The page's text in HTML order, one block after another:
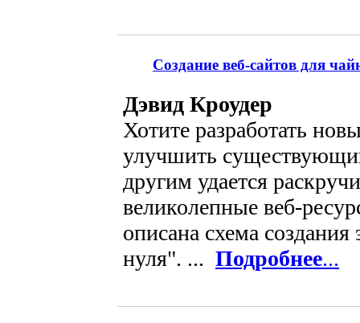
Создание веб-сайтов для
Дэвид Кроудер
Хотите разработать
улучшить
другим удается
великолепные веб-
описана схема
нуля". ... Подробнее...